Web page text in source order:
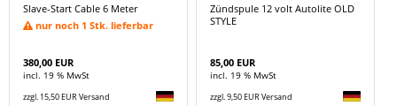
Slave-Start Cable 6 Meter
nur noch 1 Stk. lieferbar
380,00 EUR
incl. 19 % MwSt
zzgl. 15,50 EUR Versand
Zündspule 12 volt Autolite OLD
STYLE
85,00 EUR
incl. 19 % MwSt
zzgl. 9,50 EUR Versand